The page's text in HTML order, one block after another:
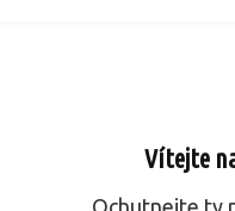
Vítejte
Ochutnejte ty